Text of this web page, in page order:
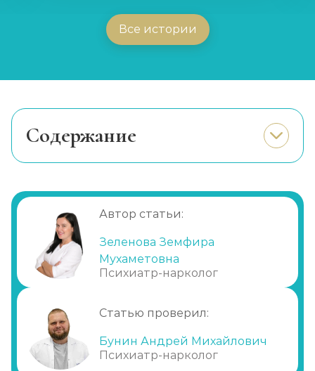
Все истории
Cодержание
Последствие игромании
Лечение
Преимущества обращения в клинику
Автор статьи:
Зеленова Земфира
Мухаметовна
Психиатр-нарколог
Статью проверил:
Бунин Андрей Михайлович
Психиатр-нарколог